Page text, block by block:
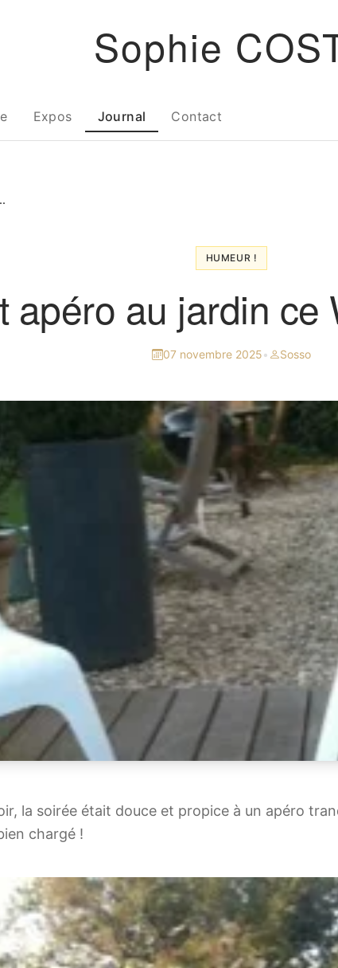
Sophie
Expos Journal Contact
HUMEUR !
apéro au jardin ce
07 novembre 2025• Sosso
la soirée était douce et propice à un apéro
chargé !